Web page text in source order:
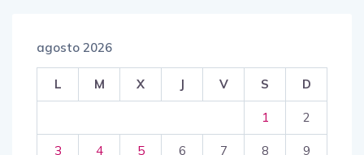
agosto 2026
L M X J V S D
1 2
3 4 5 6 7 8 9